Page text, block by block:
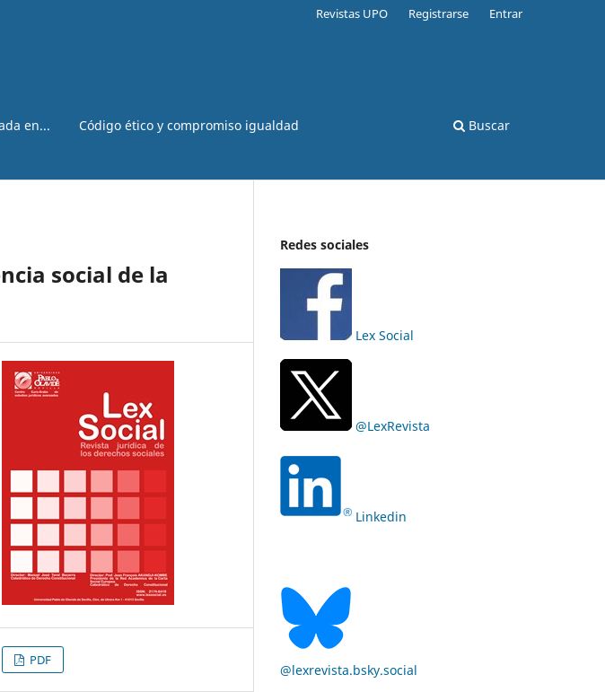
en... Código ético y compromiso igualdad Buscar
Revistas UPO Registrarse Entrar
social de la
PDF
Redes sociales
Lex Social
@LexRevista
Linkedin
@lexrevista.bsky.social